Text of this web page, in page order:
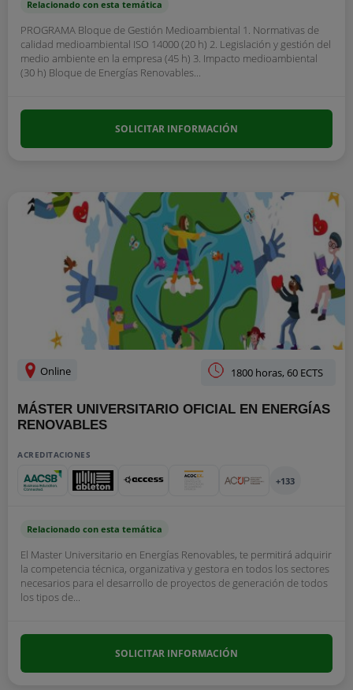
Relacionado con esta temática
PROGRAMA Bloque de Gestión Medioambiental 1. Normativas de
calidad medioambiental ISO 14000 (20 h) 2. Legislación y gestión del
medio ambiente en la empresa (45 h) 3. Impacto medioambiental
(30 h) Bloque de Energías Renovables...
SOLICITAR INFORMACIÓN
Online 1800 horas, 60 ECTS
MÁSTER UNIVERSITARIO OFICIAL EN ENERGÍAS
RENOVABLES
ACREDITACIONES
+133
Relacionado con esta temática
El Master Universitario en Energías Renovables, te permitirá adquirir
la competencia técnica, organizativa y gestora en todos los sectores
necesarios para el desarrollo de proyectos de generación de todos
los tipos de...
SOLICITAR INFORMACIÓN